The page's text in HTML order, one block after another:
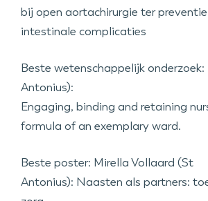
bij open aortachirurgie ter
intestinale complicaties
Beste wetenschappelijk onderzoek:
Antonius):
Engaging, binding and retaining
formula of an exemplary ward.
Beste poster: Mirella Vollaard (St
Antonius): Naasten als partners: